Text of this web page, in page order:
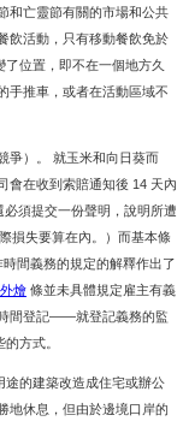
和亡靈節有關的市場和公共
飲活動，只有移動餐飲免於
位置，即不在一個地方久
手推車，或者在活動區域不
爭）。 就玉米和向日葵而
會在收到索賠通知後 14 天內
須提交一份聲明，說明所遭
損失要算在內。）而基本條
間義務的規定的解釋作出了
燴 條並未具體規定雇主有義
間登記——就登記義務的監
方式。
途的建築改造成住宅或辦公
地休息，但由於邊境口岸的